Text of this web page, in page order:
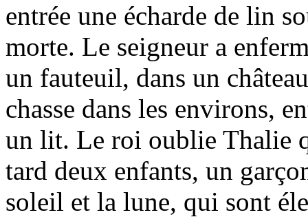
entrée une écharde de lin
morte. Le seigneur a
un fauteuil, dans un
chasse dans les environs,
un lit. Le roi oublie Thalie
tard deux enfants, un
soleil et la lune, qui sont